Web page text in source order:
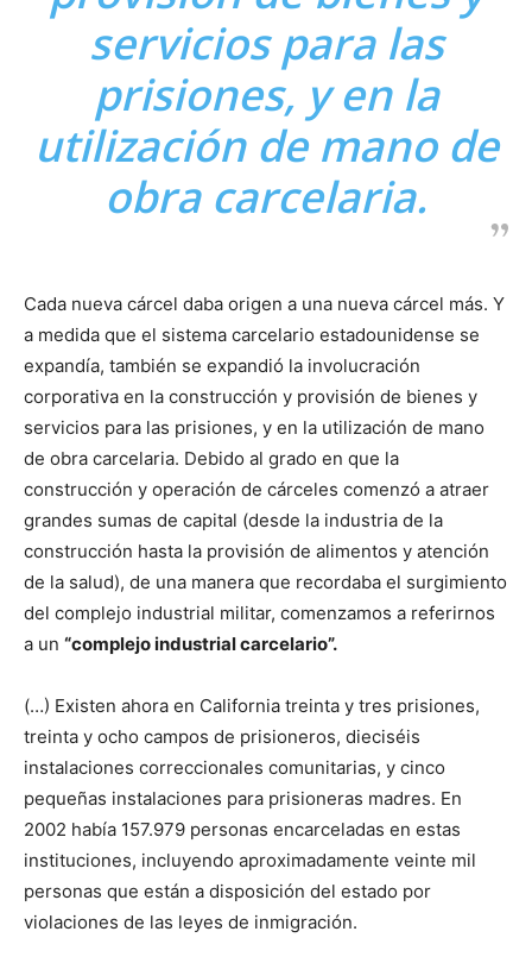
servicios para las
prisiones, y en la
utilización de mano de
obra carcelaria.
Cada nueva cárcel daba origen a una nueva cárcel más. Y
a medida que el sistema carcelario estadounidense se
expandía, también se expandió la involucración
corporativa en la construcción y provisión de bienes y
servicios para las prisiones, y en la utilización de mano
de obra carcelaria. Debido al grado en que la
construcción y operación de cárceles comenzó a atraer
grandes sumas de capital (desde la industria de la
construcción hasta la provisión de alimentos y atención
de la salud), de una manera que recordaba el surgimiento
del complejo industrial militar, comenzamos a referirnos
a un “complejo industrial carcelario”.
(…) Existen ahora en California treinta y tres prisiones,
treinta y ocho campos de prisioneros, dieciséis
instalaciones correccionales comunitarias, y cinco
pequeñas instalaciones para prisioneras madres. En
2002 había 157.979 personas encarceladas en estas
instituciones, incluyendo aproximadamente veinte mil
personas que están a disposición del estado por
violaciones de las leyes de inmigración.